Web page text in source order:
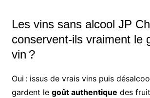
Les vins sans alcool JP
conservent-ils vraiment le
vin ?
Oui : issus de vrais vins puis
gardent le goût authentique des